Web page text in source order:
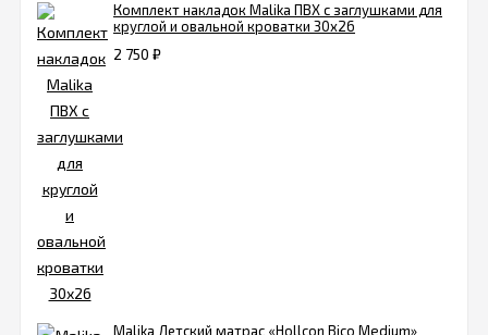
Комплект накладок Malika ПВХ с заглушками для
круглой и овальной кроватки 30х26
2 750 ₽
Malika Детский матрас «Hollcon Bico Medium»